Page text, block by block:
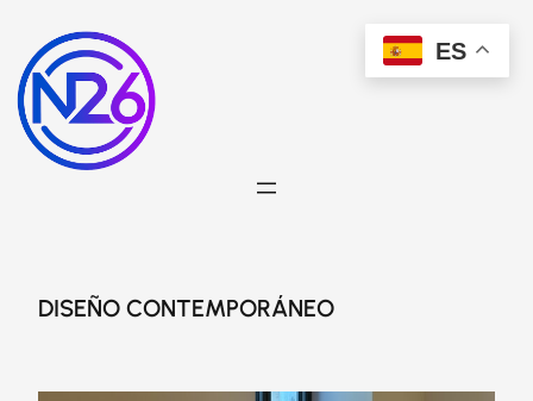
contenido
DISEÑO CONTEMPORÁNEO
ES